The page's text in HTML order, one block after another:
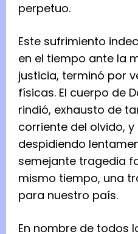
perpetuo.
Este sufrimiento
en el tiempo ante la
justicia, terminó por
físicas. El cuerpo de
rindió, exhausto de
corriente del olvido,
despidiendo
semejante tragedia
mismo tiempo, una
para nuestro país.
En nombre de todos